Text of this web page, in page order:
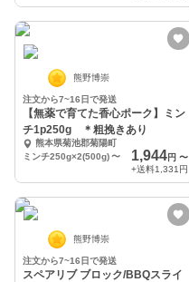
熊野博崇
注文から7~16日で発送
【無薬で育てた香心ポーク】ミン
チ1p250g ＊粗挽きあり
熊本県菊池郡菊陽町
ミンチ250g×2(500g)〜 1,944円 〜
+送料1,331円
熊野博崇
注文から7~16日で発送
スペアリブ ブロック/BBQスライ